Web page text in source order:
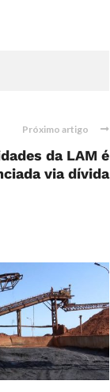
Próximo artigo
da LAM é
via dívida